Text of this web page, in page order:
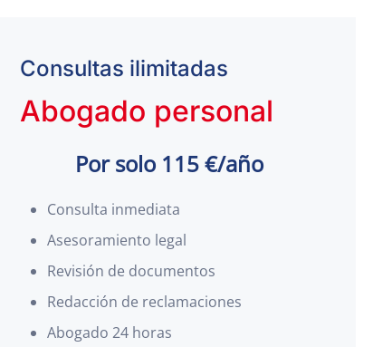
Consultas ilimitadas
Abogado personal
Por solo 115 €/año
Consulta inmediata
Asesoramiento legal
Revisión de documentos
Redacción de reclamaciones
Abogado 24 horas